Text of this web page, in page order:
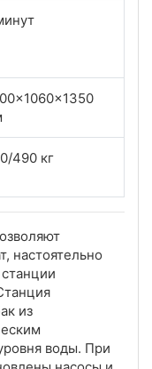
490 кг
настоятельно
из
воды. При